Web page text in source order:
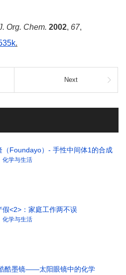
Org. Chem. 2002, 67,
.
Next
（Foundayo）- 手性中间体1的合成
化学与生活
假<2>：家庭工作两不误
化学与生活
酷墨镜——太阳眼镜中的化学